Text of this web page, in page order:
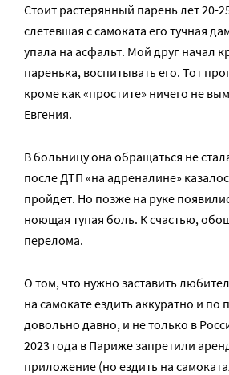
Стоит растерянный парень лет 20-
слетевшая с самоката его тучная
упала на асфальт. Мой друг начал
паренька, воспитывать его. Тот
кроме как «простите» ничего не
Евгения.
В больницу она обращаться не
после ДТП «на адреналине»
пройдет. Но позже на руке
ноющая тупая боль. К счастью,
перелома.
О том, что нужно заставить
на самокате ездить аккуратно и по
довольно давно, и не только в
2023 года в Париже запретили
приложение (но ездить на